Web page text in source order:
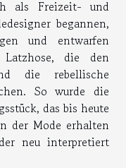
als Freizeit- und
begannen,
und entwarfen
die den
die rebellische
So wurde die
das bis heute
der Mode erhalten
neu interpretiert